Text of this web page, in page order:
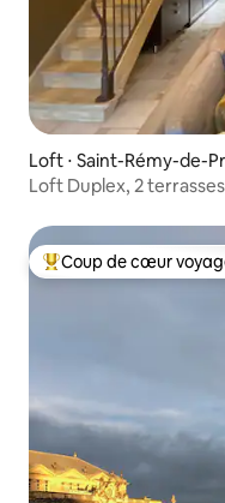
Loft ⋅ Saint-Rémy-de-
Loft Duplex, 2
Coups de cœur
Coup de cœur